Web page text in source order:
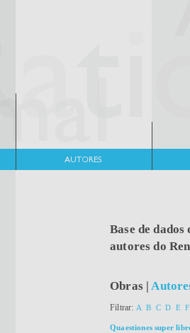
Base de
autores do
Obras|
Filtrar: A B C D E F
Quaestiones super